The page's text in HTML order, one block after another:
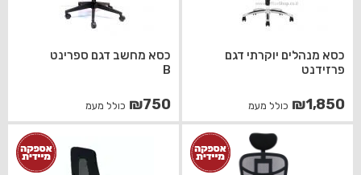
כסא מנהלים יוקרתי דגם
פרזידנט
₪1,850 כולל מעמ
כסא מחשב דגם ספרינט
B
₪750 כולל מעמ